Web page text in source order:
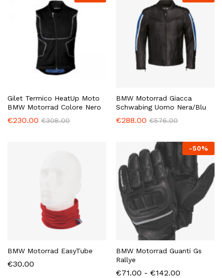
Gilet Termico HeatUp Moto
BMW Motorrad Colore Nero
€230.00 €308.00
BMW Motorrad Giacca
Schwabing Uomo Nera/Blu
€288.00 €576.00
BMW Motorrad EasyTube
€30.00
-50%
BMW Motorrad Guanti Gs
Rallye
€71.00 - €142.00